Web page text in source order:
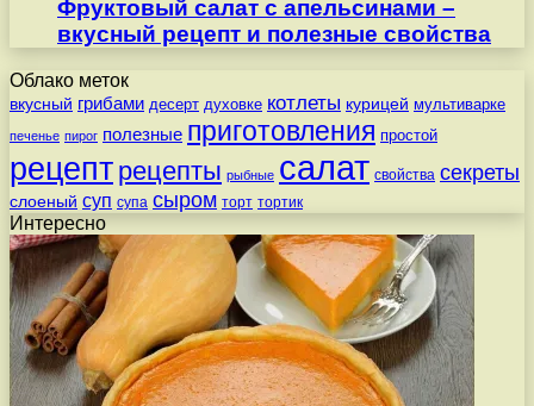
Фруктовый салат с апельсинами –
вкусный рецепт и полезные свойства
Облако меток
вкусный грибами десерт духовке котлеты курицей мультиварке
печенье пирог полезные приготовления простой
рецепт рецепты рыбные салат свойства секреты
слоеный суп супа сыром торт тортик
Интересно